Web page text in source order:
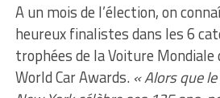
A un mois de l’élection, on
heureux finalistes dans les 6
trophées de la Voiture Mondiale
World Car Awards. « Alors que